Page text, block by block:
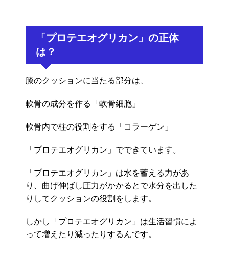
「プロテエオグリカン」の正体
は？
膝のクッションに当たる部分は、
軟骨の成分を作る「軟骨細胞」
軟骨内で柱の役割をする「コラーゲン」
「プロテエオグリカン」でできています。
「プロテエオグリカン」は水を蓄える力があ
り、曲げ伸ばし圧力がかかるとで水分を出した
りしてクッションの役割をします。
しかし「プロテエオグリカン」は生活習慣によ
って増えたり減ったりするんです。